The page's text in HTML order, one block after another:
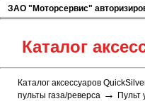
ЗАО "Моторсервис"
Каталог
Каталог аксессуаров
пульты газа/реверса → Пульт